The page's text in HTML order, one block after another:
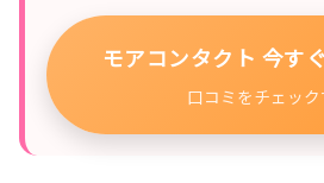
モアコンタクト 今す
口コミをチェック